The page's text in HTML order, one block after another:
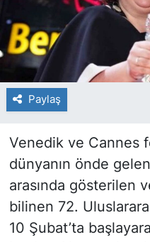
Paylaş
Venedik ve Cannes
dünyanın önde
arasında gösterilen
bilinen 72.
10 Şubat’ta